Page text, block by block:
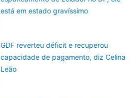
está em estado gravíssimo
GDF reverteu déficit e recuperou
capacidade de pagamento, diz Celina
Leão